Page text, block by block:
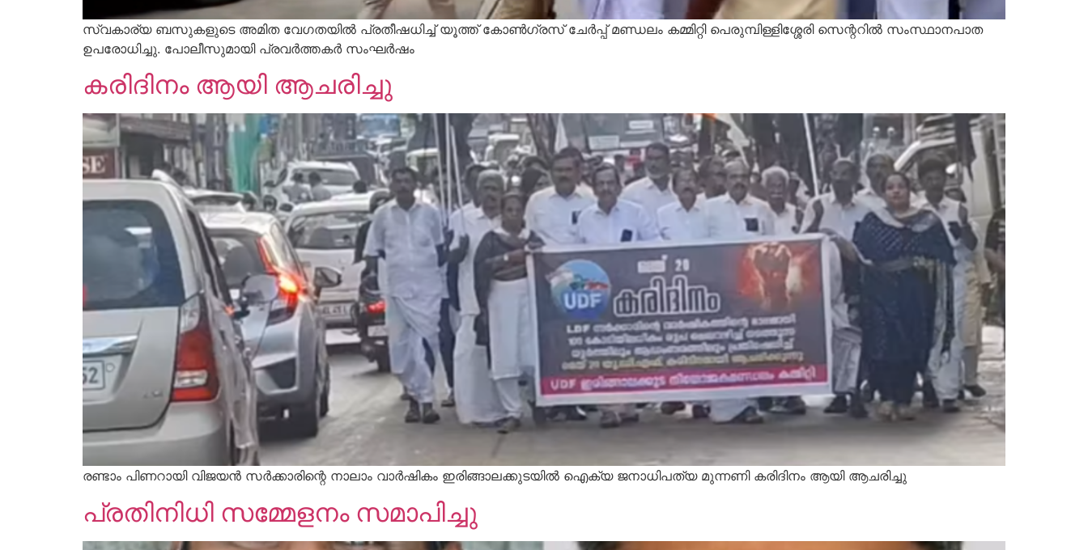
സ്വകാര്യ ബസുകളുടെ അമിത വേഗതയിൽ പ്രതീഷധിച്ച് യൂത്ത് കോണ്‍ഗ്രസ് ചേര്‍പ്പ് മണ്ഡലം കമ്മിറ്റി പെരുമ്പിള്ളിശ്ശേരി സെന്ററില്‍ സംസ്ഥാനപാത
ഉപരോധിച്ചു. പോലീസുമായി പ്രവർത്തകർ സംഘർഷം
കരിദിനം ആയി ആചരിച്ചു
രണ്ടാം പിണറായി വിജയൻ സർക്കാരിന്റെ നാലാം വാർഷികം ഇരിങ്ങാലക്കുടയിൽ ഐക്യ ജനാധിപത്യ മുന്നണി കരിദിനം ആയി ആചരിച്ചു
പ്രതിനിധി സമ്മേളനം സമാപിച്ചു